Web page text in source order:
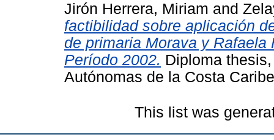
Jirón Herrera, Miriam and
factibilidad sobre aplicación
de primaria Morava y
Período 2002. Diploma
Autónomas de la Costa
This list was